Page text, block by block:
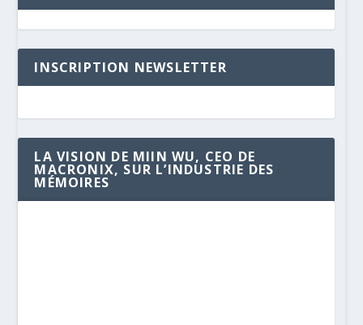
INSCRIPTION NEWSLETTER
LA VISION DE MIIN WU, CEO DE
MACRONIX, SUR L’INDUSTRIE DES
MÉMOIRES